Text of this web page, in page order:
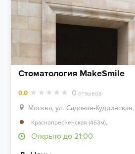
Стоматология MakeSmile
0.0 0 отзывов
Москва, ул. Садовая-
Краснопресненская (463м),
Открыто до 21:00